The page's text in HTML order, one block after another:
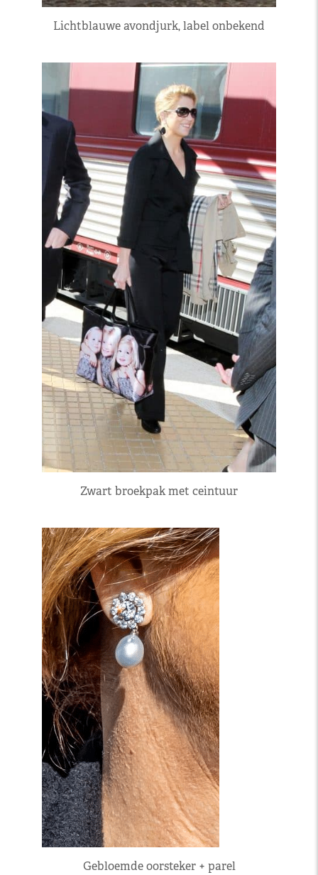
Lichtblauwe avondjurk, label onbekend
Zwart broekpak met ceintuur
Gebloemde oorsteker + parel